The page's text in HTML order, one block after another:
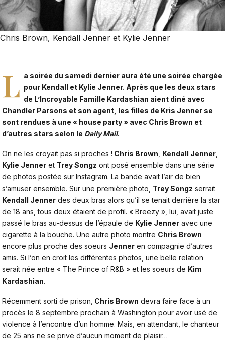
Chris Brown, Kendall Jenner et Kylie Jenner
L a soirée du samedi dernier aura été une soirée chargée
pour Kendall et Kylie Jenner. Après que les deux stars
de L’Incroyable Famille Kardashian aient diné avec
Chandler Parsons et son agent, les filles de Kris Jenner se
sont rendues à une « house party » avec Chris Brown et
d’autres stars selon le Daily Mail.
On ne les croyait pas si proches ! Chris Brown Kendall Jenner
Kylie Jenner et Trey Songz ont posé ensemble dans une série
de photos postée sur Instagram. La bande avait l’air de bien
s’amuser ensemble. Sur une première photo, Trey Songz serrait
Kendall Jenner des deux bras alors qu’il se tenait derrière la star
de 18 ans, tous deux étaient de profil. « Breezy », lui, avait juste
passé le bras au-dessus de l’épaule de Kylie Jenner avec une
cigarette à la bouche. Une autre photo montre Chris Brown
encore plus proche des soeurs Jenner en compagnie d’autres
amis. Si l’on en croit les différentes photos, une belle relation
serait née entre « The Prince of R&B » et les soeurs de Kim
Kardashian.
Récemment sorti de prison, Chris Brown devra faire face à un
procès le 8 septembre prochain à Washington pour avoir usé de
violence à l’encontre d’un homme. Mais, en attendant, le chanteur
de 25 ans ne se prive d’aucun moment de plaisir…